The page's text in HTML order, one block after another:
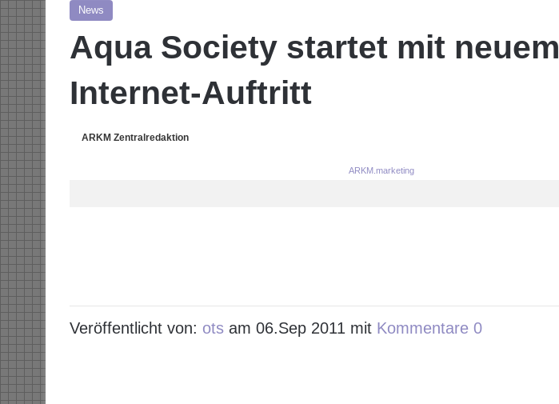
News
Aqua Society startet mit neuem
Internet-Auftritt
ARKM Zentralredaktion
ARKM.marketing
Veröffentlicht von: ots am 06.Sep 2011 mit Kommentare 0